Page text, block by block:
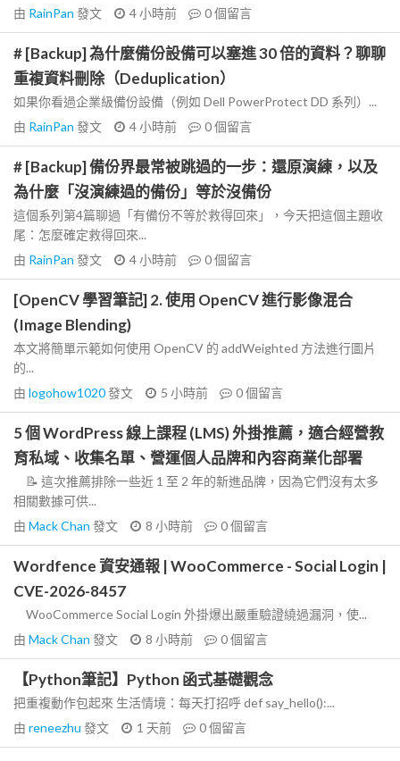
由 RainPan 發文 4 小時前 0個留言
# [Backup] 為什麼備份設備可以塞進 30 倍的資料？聊聊
重複資料刪除（Deduplication）
如果你看過企業級備份設備（例如 Dell PowerProtect DD 系列）...
由 RainPan 發文 4 小時前 0個留言
# [Backup] 備份界最常被跳過的一步：還原演練，以及
為什麼「沒演練過的備份」等於沒備份
這個系列第4篇聊過「有備份不等於救得回來」，今天把這個主題收
尾：怎麼確定救得回來...
由 RainPan 發文 4 小時前 0個留言
[OpenCV 學習筆記] 2. 使用 OpenCV 進行影像混合
(Image Blending)
本文將簡單示範如何使用 OpenCV 的 addWeighted 方法進行圖片
的...
由 logohow1020發文 5 小時前 0個留言
5 個 WordPress 線上課程 (LMS) 外掛推薦，適合經營教
育私域、收集名單、營運個人品牌和內容商業化部署
📝 這次推薦排除一些近 1 至 2 年的新進品牌，因為它們沒有太多
相關數據可供...
由 Mack Chan 發文 8 小時前 0個留言
Wordfence 資安通報 | WooCommerce - Social Login |
CVE-2026-8457
WooCommerce Social Login 外掛爆出嚴重驗證繞過漏洞，使...
由 Mack Chan 發文 8 小時前 0個留言
【Python筆記】Python 函式基礎觀念
把重複動作包起來 生活情境：每天打招呼 def say_hello():...
由 reneezhu 發文 1 天前 0個留言